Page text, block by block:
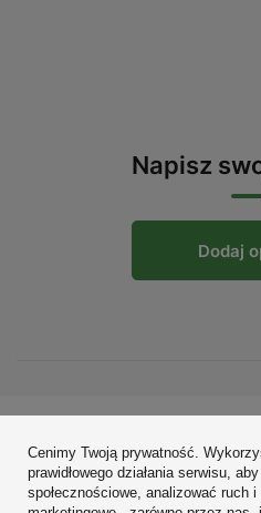
Napisz
Dodaj
Zamówienia
Konto
Cenimy Twoją prywatność.
prawidłowego działania serwisu,
społecznościowe, analizować ruch i